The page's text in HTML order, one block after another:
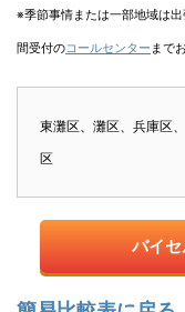
※季節事情または一部地域は
間受付のコールセンター まで
東灘区、灘区、兵庫区
区
バイ